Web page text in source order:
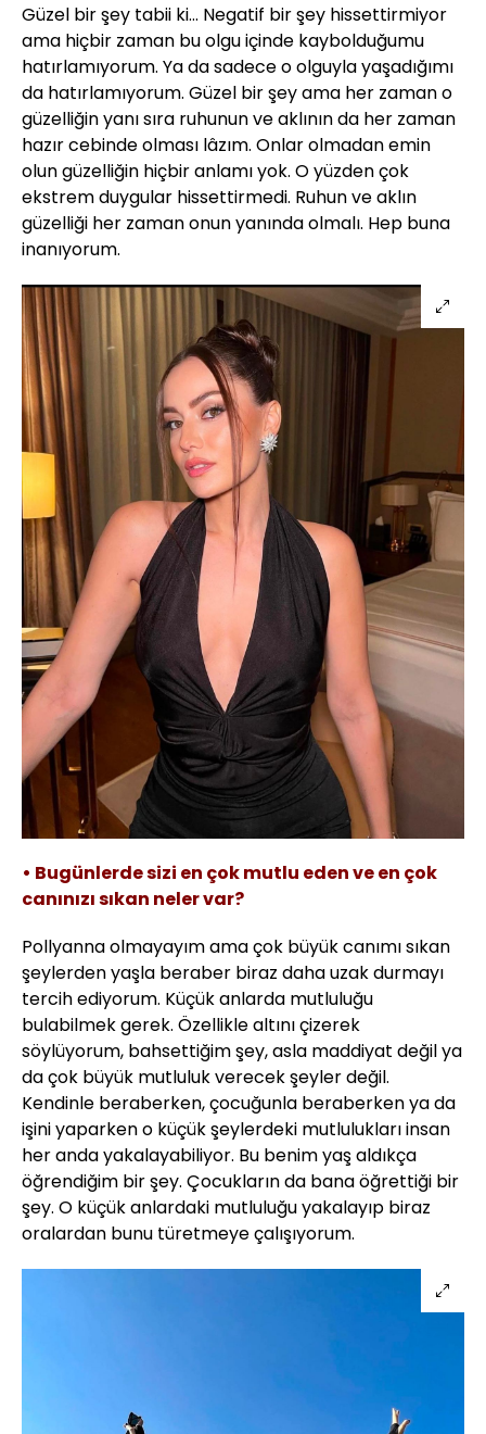
Güzel bir şey tabii ki... Negatif bir şey hissettirmiyor
ama hiçbir zaman bu olgu içinde kaybolduğumu
hatırlamıyorum. Ya da sadece o olguyla yaşadığımı
da hatırlamıyorum. Güzel bir şey ama her zaman o
güzelliğin yanı sıra ruhunun ve aklının da her zaman
hazır cebinde olması lâzım. Onlar olmadan emin
olun güzelliğin hiçbir anlamı yok. O yüzden çok
ekstrem duygular hissettirmedi. Ruhun ve aklın
güzelliği her zaman onun yanında olmalı. Hep buna
inanıyorum.
• Bugünlerde sizi en çok mutlu eden ve en çok
canınızı sıkan neler var?
Pollyanna olmayayım ama çok büyük canımı sıkan
şeylerden yaşla beraber biraz daha uzak durmayı
tercih ediyorum. Küçük anlarda mutluluğu
bulabilmek gerek. Özellikle altını çizerek
söylüyorum, bahsettiğim şey, asla maddiyat değil ya
da çok büyük mutluluk verecek şeyler değil.
Kendinle beraberken, çocuğunla beraberken ya da
işini yaparken o küçük şeylerdeki mutlulukları insan
her anda yakalayabiliyor. Bu benim yaş aldıkça
öğrendiğim bir şey. Çocukların da bana öğrettiği bir
şey. O küçük anlardaki mutluluğu yakalayıp biraz
oralardan bunu türetmeye çalışıyorum.